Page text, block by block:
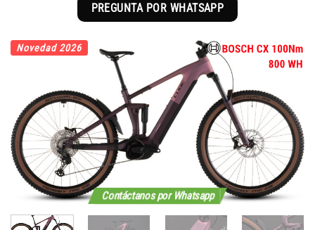
PREGUNTA POR WHATSAPP
Contáctanos por Whatsapp
Novedad 2026